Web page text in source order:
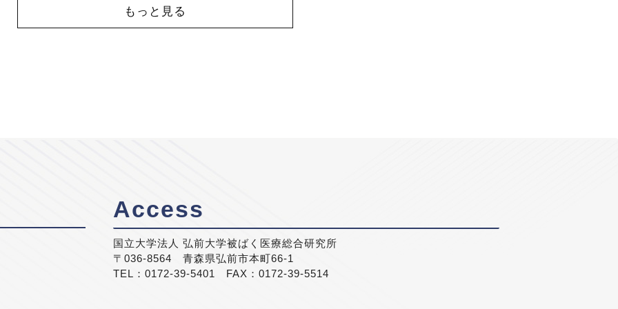
もっと見る
Access
国立大学法人 弘前大学被ばく医療総合研究所
〒036-8564 青森県弘前市本町66-1
TEL：0172-39-5401 FAX：0172-39-5514